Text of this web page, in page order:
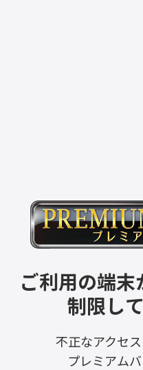
ご利用の端
制限し
不正なアクセ
プレミアム